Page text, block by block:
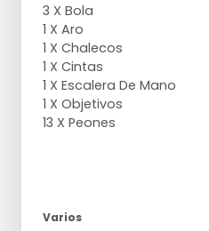
3 X Bola
1 X Aro
1 X Chalecos
1 X Cintas
1 X Escalera De Mano
1 X Objetivos
13 X Peones
Varios